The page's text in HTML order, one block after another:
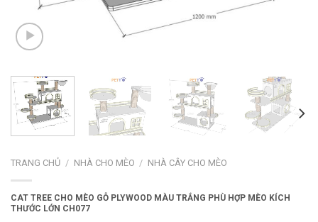
TRANG CHỦ / NHÀ CHO MÈO / NHÀ CÂY CHO MÈO
CAT TREE CHO MÈO GỖ PLYWOOD MÀU TRẮNG PHÙ HỢP MÈO KÍCH
THƯỚC LỚN CH077